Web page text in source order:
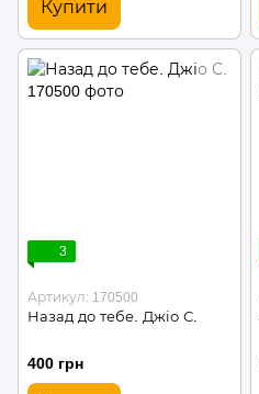
Купити
3
Артикул: 170500
Назад до тебе. Джіо С.
400 грн